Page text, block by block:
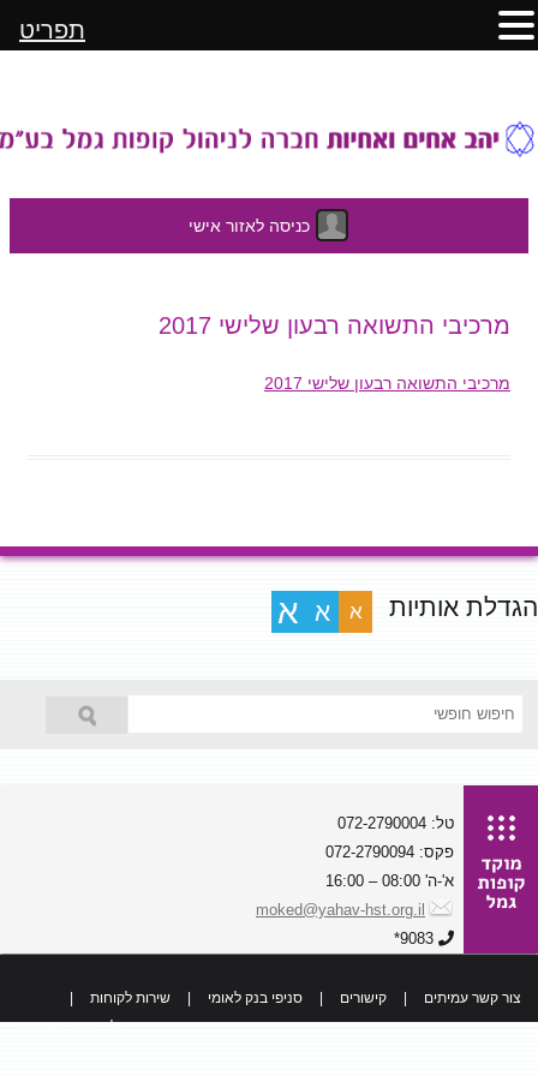
כניסה לאזור אישי
לתוכן
מרכיבי התשואה רבעון שלישי 2017
מרכיבי התשואה רבעון שלישי 2017
הגדלת אותיות א א א
טל: 072-2790004
פקס: 072-2790094
א'-ה' 08:00 – 16:00
moked@yahav-hst.org.il
9083*
צור קשר עמיתים קישורים סניפי בנק לאומי שירות לקוחות
כל הזכויות שמורות
תפריט